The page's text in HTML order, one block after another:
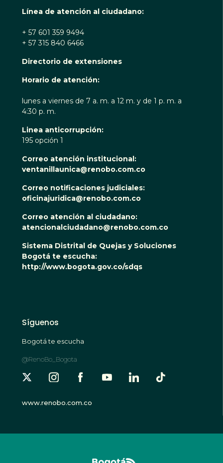
Línea de atención al ciudadano:
+ 57 601 359 9494
+ 57 315 840 6466
Directorio de extensiones
Horario de atención:
lunes a viernes de 7 a. m. a 12 m. y de 1 p. m. a
4:30 p. m.
Linea anticorrupción:
195 opción 1
Correo atención institucional:
ventanillaunica@renobo.com.co
Correo notificaciones judiciales:
oficinajuridica@renobo.com.co
Correo atención al ciudadano:
atencionalciudadano@renobo.com.co
Sistema Distrital de Quejas y Soluciones
Bogotá te escucha:
http://www.bogota.gov.co/sdqs
Síguenos
Bogotá te escucha
@RenoBo_Bogota
www.renobo.com.co